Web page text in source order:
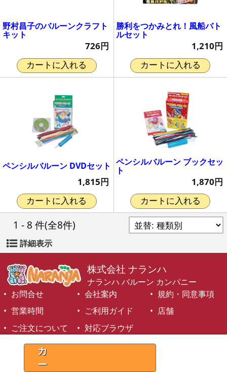
野村昌子のバルーンクラフト
キット
726円
カートに入れる
勝利をつかみとれ！風船バト
ルセット
1,210円
カートに入れる
ペンシルバルーン DVDセット
1,815円
カートに入れる
ペンシルバルーン ブックセッ
ト
1,870円
カートに入れる
1 - 8 件(全8件)
詳細表示
カ
ー
株式会社 ナランハ
ナランハ バルーン カンパニー
お問合せ
会社案内
規約・同意事項
営業時間
ご利用ガイド
店舗
ご注文について
対応ブラウザ
©1999-2026 NARANJA Inc. All Rights Reserved.